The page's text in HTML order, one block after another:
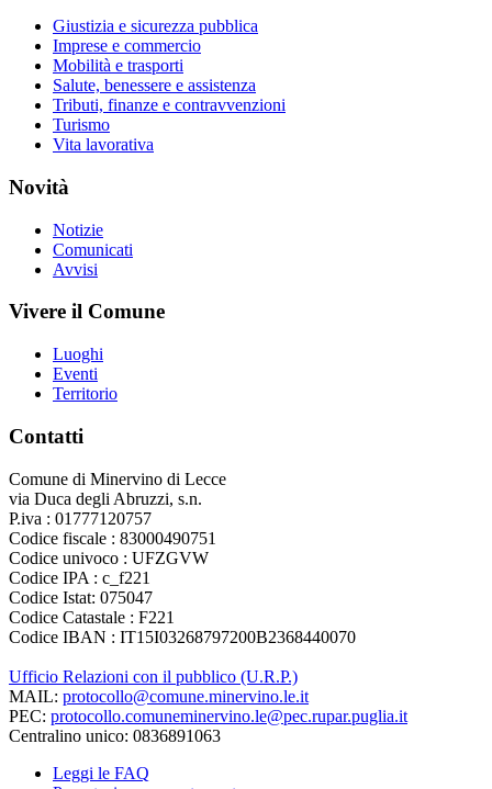
Giustizia e sicurezza pubblica
Imprese e commercio
Mobilità e trasporti
Salute, benessere e assistenza
Tributi, finanze e contravvenzioni
Turismo
Vita lavorativa
Novità
Notizie
Comunicati
Avvisi
Vivere il Comune
Luoghi
Eventi
Territorio
Contatti
Comune di Minervino di Lecce
via Duca degli Abruzzi, s.n.
P.iva : 01777120757
Codice fiscale : 83000490751
Codice univoco : UFZGVW
Codice IPA : c_f221
Codice Istat: 075047
Codice Catastale : F221
Codice IBAN : IT15I03268797200B2368440070
Ufficio Relazioni con il pubblico (U.R.P.)
MAIL: protocollo@comune.minervino.le.it
PEC: protocollo.comuneminervino.le@pec.rupar.puglia.it
Centralino unico: 0836891063
Leggi le FAQ